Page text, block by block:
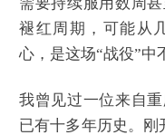
褪红周期，可能从
心，是这场“战役”中
我曾见过一位来自
已有十多年历史。刚